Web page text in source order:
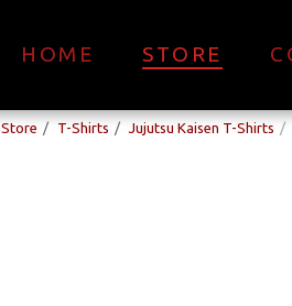
HOME STORE
Store T-Shirts Jujutsu Kaisen T-Shirts